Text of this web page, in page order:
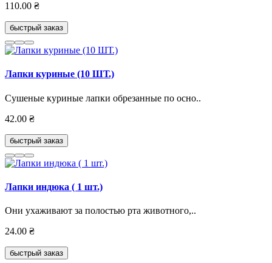
110.00 ₴
быстрый заказ
Лапки куриные (10 ШТ.)
Сушеные куриные лапки обрезанные по осно..
42.00 ₴
быстрый заказ
Лапки индюка ( 1 шт.)
Они ухаживают за полостью рта животного,..
24.00 ₴
быстрый заказ